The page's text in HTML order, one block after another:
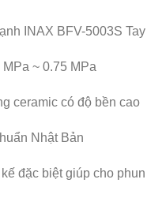
INAX BFV-5003S
~ 0.75 MPa
bằng
Nhật Bản
đặc biệt giúp cho